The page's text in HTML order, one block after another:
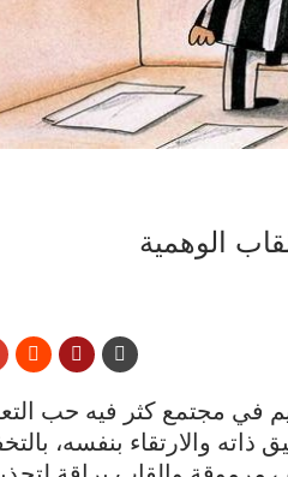
الوهمية
في مجتمع كثر فيه حب
والارتقاء بنفسه،